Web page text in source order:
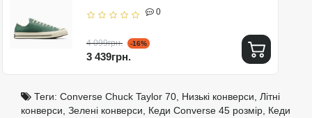
0
4 099грн. -16%
3 439грн.
Теги: Converse Chuck Taylor 70, Низькі конверси, Літні
конверси, Зелені конверси, Кеди Converse 45 розмір, Кеди